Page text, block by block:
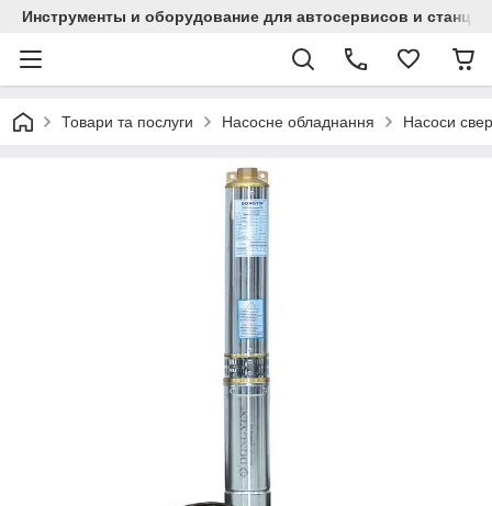
Инструменты и оборудование для автосервисов и
Товари та послуги Насосне обладнання Насоси